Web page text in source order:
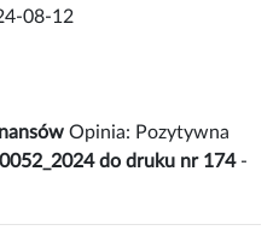
08-12
Opinia: Pozytywna
do druku nr 174-